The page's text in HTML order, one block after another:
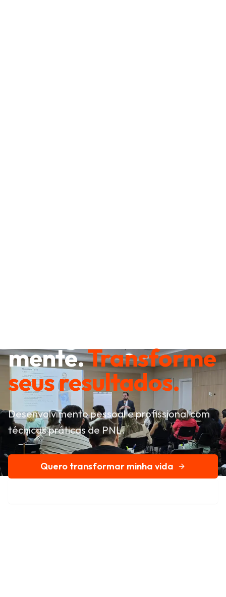
mente.Transforme
seus resultados.
Desenvolvimento pessoal e profissional com
técnicas práticas de PNL.
Quero transformar minha vida